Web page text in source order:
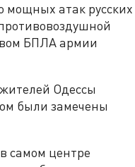
мощных атак русских
БПЛА армии
Одессы
были замечены
самом центре